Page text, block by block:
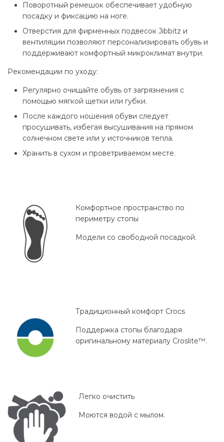
Поворотный ремешок обеспечивает удобную
посадку и фиксацию на ноге.
Отверстия для фирменных подвесок Jibbitz и
вентиляции позволяют персонализировать обувь и
поддерживают комфортный микроклимат внутри.
Рекомендации по уходу:
Регулярно очищайте обувь от загрязнения с
помощью мягкой щетки или губки.
После каждого ношения обуви следует
просушивать, избегая высушивания на прямом
солнечном свете или у источников тепла.
Хранить в сухом и проветриваемом месте.
Комфортное пространство по
периметру стопы
Модели со свободной посадкой.
Традиционный комфорт Crocs
Поддержка стопы благодаря
оригинальному материалу Croslite™.
Легко очистить
Моются водой с мылом.